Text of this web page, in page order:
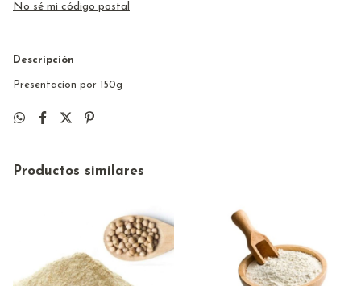
No sé mi código postal
Descripción
Presentacion por 150g
Productos similares